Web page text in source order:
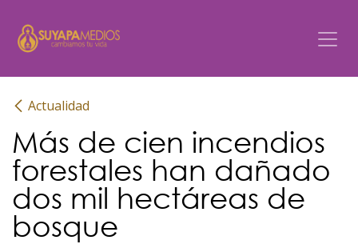
Actualidad
Más de cien incendios
forestales han dañado
dos mil hectáreas de
bosque